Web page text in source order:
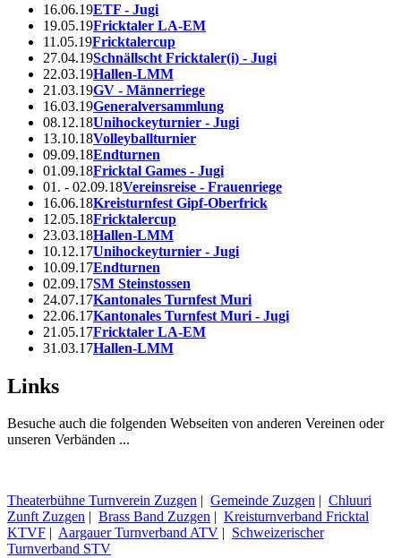
16.06.19ETF - Jugi
19.05.19Fricktaler LA-EM
11.05.19Fricktalercup
27.04.19Schnällscht Fricktaler(i) - Jugi
22.03.19Hallen-LMM
21.03.19GV - Männerriege
16.03.19Generalversammlung
08.12.18Unihockeyturnier - Jugi
13.10.18Volleyballturnier
09.09.18Endturnen
01.09.18Fricktal Games - Jugi
01. - 02.09.18Vereinsreise - Frauenriege
16.06.18Kreisturnfest Gipf-Oberfrick
12.05.18Fricktalercup
23.03.18Hallen-LMM
10.12.17Unihockeyturnier - Jugi
10.09.17Endturnen
02.09.17SM Steinstossen
24.07.17Kantonales Turnfest Muri
22.06.17Kantonales Turnfest Muri - Jugi
21.05.17Fricktaler LA-EM
31.03.17Hallen-LMM
Links
Besuche auch die folgenden Webseiten von anderen Vereinen oder
unseren Verbänden ...
Theaterbühne Turnverein Zuzgen Gemeinde Zuzgen
Chluuri
Zunft Zuzgen
Brass Band Zuzgen
Kreisturnverband Fricktal
KTVF
Aargauer Turnverband ATV
Schweizerischer
Turnverband STV